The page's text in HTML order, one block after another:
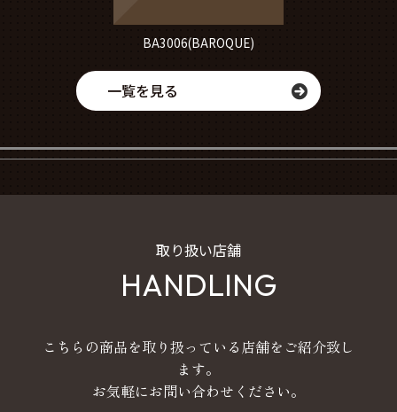
BA3006(BAROQUE)
一覧を見る
取り扱い店舗
HANDLING
こちらの商品を取り扱っている店舗をご紹介致し
ます。
お気軽にお問い合わせください。